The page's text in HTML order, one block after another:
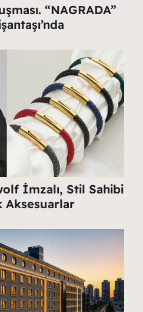
“NAGRADA”
İmzalı, Stil Sahibi
Aksesuarlar